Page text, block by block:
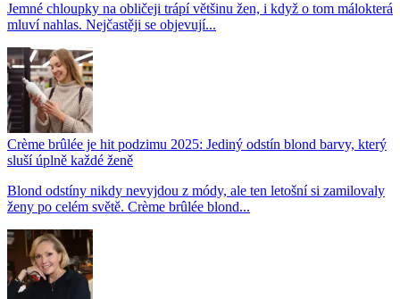
Jemné chloupky na obličeji trápí většinu žen, i když o tom málokterá
mluví nahlas. Nejčastěji se objevují...
Crème brûlée je hit podzimu 2025: Jediný odstín blond barvy, který
sluší úplně každé ženě
Blond odstíny nikdy nevyjdou z módy, ale ten letošní si zamilovaly
ženy po celém světě. Crème brûlée blond...